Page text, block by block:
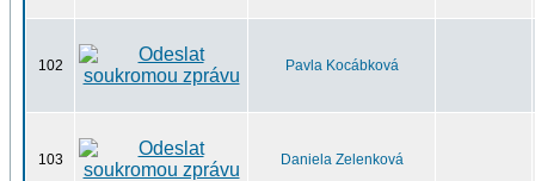
102 Pavla Kocábková
103 Daniela Zelenková